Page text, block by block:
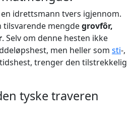
idrettsmann tvers igjennom.
mengdegrovfôr,
. Selv om denne hesten ikke
men heller som sti-,
trenger den tilstrekkelig
tyske traveren